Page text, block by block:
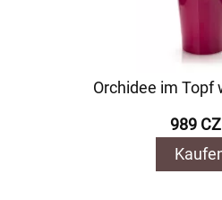
Orchidee im Topf
989